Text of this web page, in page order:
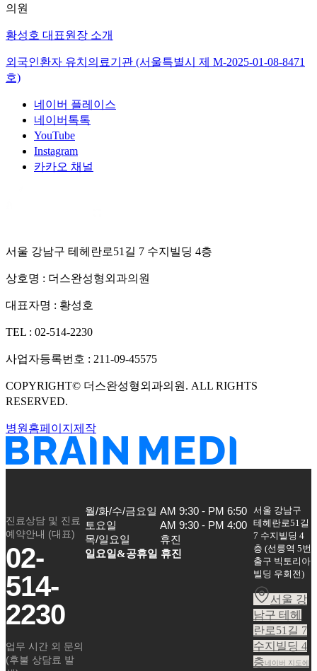
의원
황성호 대표원장 소개
외국인환자 유치의료기관 (서울특별시 제 M-2025-01-08-8471
호)
네이버 플레이스
네이버톡톡
YouTube
Instagram
카카오 채널
서울 강남구 테헤란로51길 7 수지빌딩 4층
상호명 : 더스완성형외과의원
대표자명 : 황성호
TEL : 02-514-2230
사업자등록번호 : 211-09-45575
COPYRIGHT© 더스완성형외과의원 . ALL RIGHTS
RESERVED.
병원홈페이지제작
진료상담 및 진료
예약안내 (대표)
02-
514-
2230
업무 시간 외 문의
(후불 상담료 발
월/화/수/금요일
토요일
목/일요일
AM 9:30 - PM 6:50
AM 9:30 - PM 4:00
휴진
일요일&공휴일 휴진
서울 강남구
테헤란로51길
7 수지빌딩 4
층 (선릉역 5번
출구 빅토리아
빌딩 우회전)
서울 강
남구 테헤
란로51길 7
수지빌딩 4
층네이버 지도에